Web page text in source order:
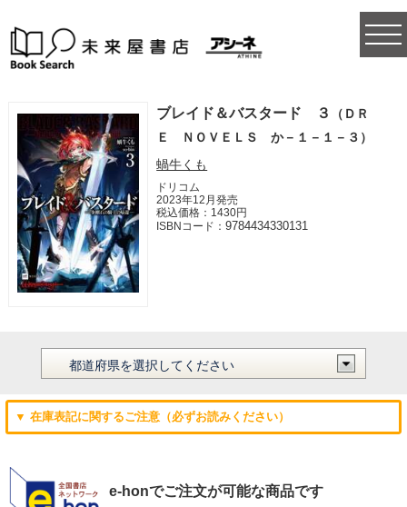
ブレイド＆バスタード ３
（ＤＲ
Ｅ ＮＯＶＥＬＳ か－１－１－３）
蝸牛くも
ドリコム
2023年12月発売
税込価格：1430円
ISBNコード：9784434330131
▼ 在庫表記に関するご注意（必ずお読みください）
e-honでご注文が可能な商品です